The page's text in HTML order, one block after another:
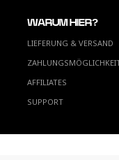
WARUM HIER?
LIEFERUNG & VERSAND
AFFILIATES
SUPPORT